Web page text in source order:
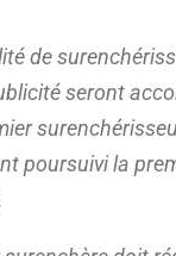
de
seront
poursuivi la